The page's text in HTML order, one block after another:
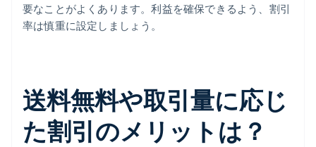
要なことがよくあります。利益を確保できるよう、割引
率は慎重に設定しましょう。
送料無料や取引量に応じ
た割引のメリットは？